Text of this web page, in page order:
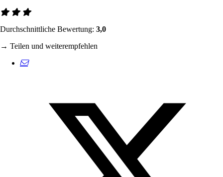
Durchschnittliche Bewertung: 3,0
→ Teilen und weiterempfehlen